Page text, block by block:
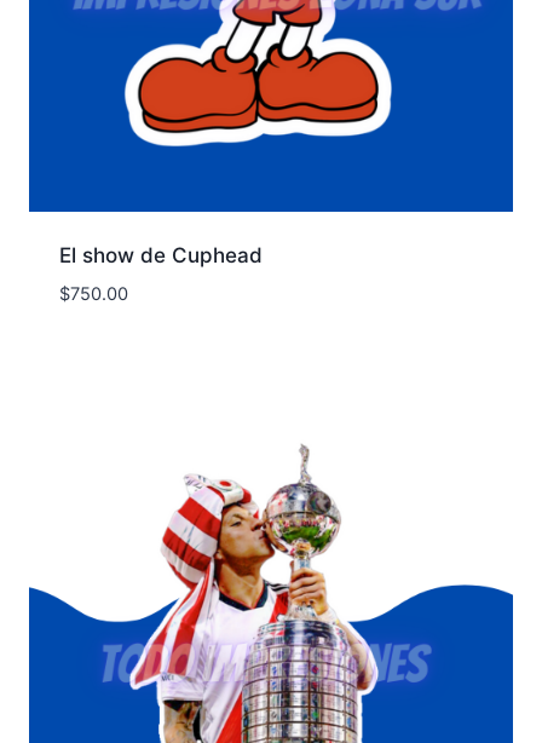
El show de Cuphead
$750.00